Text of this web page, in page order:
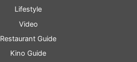
Lifestyle
Video
Restaurant Guide
Kino Guide